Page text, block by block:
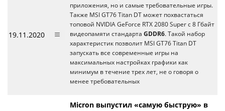
19.11.2020
приложения, но и самые требовательные игры.
Также MSI GT76 Titan DT может похвастаться
топовой NVIDIA GeForce RTX 2080 Super с 8 Гбайт
видеопамяти стандарта GDDR6. Такой набор
характеристик позволит MSI GT76 Titan DT
запускать все современные игры на
максимальных настройках графики как
минимум в течение трех лет, не о говоря о
менее требовательных
Micron выпустил «самую быструю» в